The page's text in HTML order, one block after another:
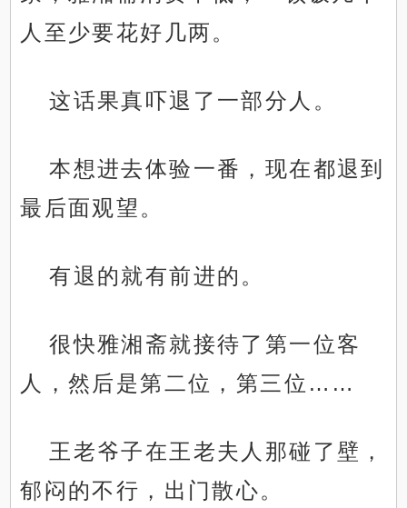
人至少要花好几两。
这话果真吓退了一部分人。
本想进去体验一番，现在都退到
最后面观望。
有退的就有前进的。
很快雅湘斋就接待了第一位客
人，然后是第二位，第三位……
王老爷子在王老夫人那碰了壁，
郁闷的不行，出门散心。